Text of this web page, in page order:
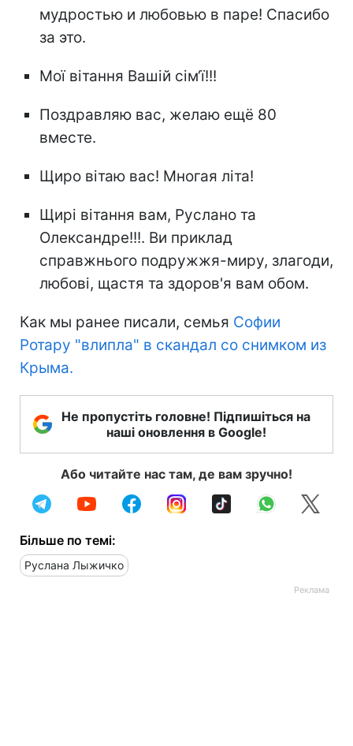
мудростью и любовью в паре! Спасибо
за это.
Мої вітання Вашій сім‘ї!!!
Поздравляю вас, желаю ещё 80
вместе.
Щиро вітаю вас! Многая літа!
Щирі вітання вам, Руслано та
Олександре!!!. Ви приклад
справжнього подружжя-миру, злагоди,
любові, щастя та здоров'я вам обом.
Как мы ранее писали, семья Софии
Ротару "влипла" в скандал со снимком из
Крыма.
Не пропустіть головне! Підпишіться на
наші оновлення в Google!
Або читайте нас там, де вам зручно!
Більше по темі:
Руслана Лыжичко